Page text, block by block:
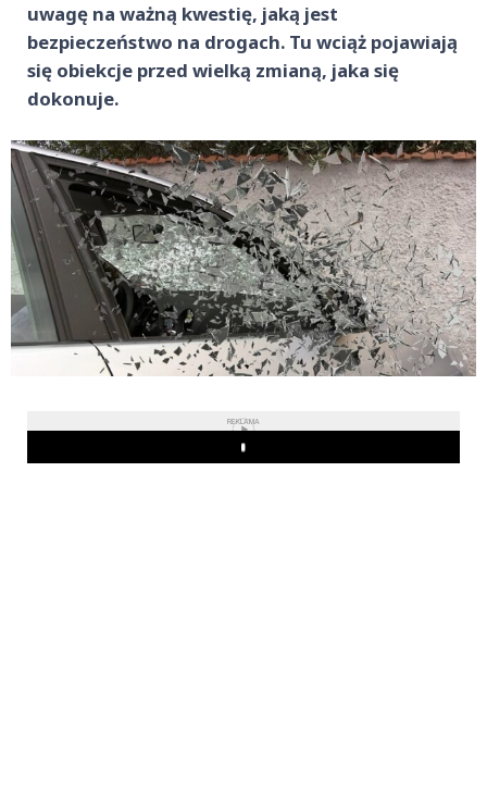
uwagę na ważną kwestię, jaką jest
bezpieczeństwo na drogach. Tu wciąż pojawiają
się obiekcje przed wielką zmianą, jaka się
dokonuje.
REKLAMA
Play